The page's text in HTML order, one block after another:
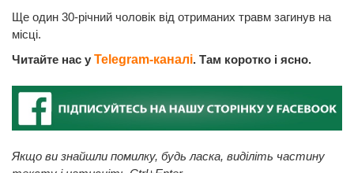
Ще один 30-річний чоловік від отриманих травм загинув на
місці.
Читайте нас у Telegram-каналі. Там коротко і ясно.
Якщо ви знайшли помилку, будь ласка, виділіть частину